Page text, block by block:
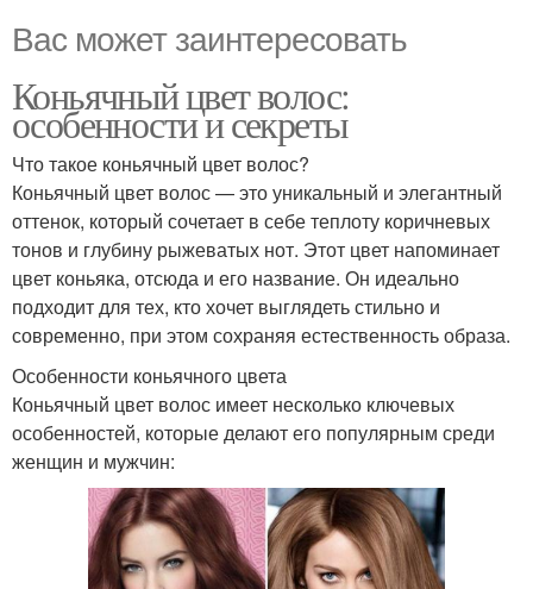
Вас может заинтересовать
Коньячный цвет волос:
особенности и секреты
Что такое коньячный цвет волос?
Коньячный цвет волос — это уникальный и элегантный
оттенок, который сочетает в себе теплоту коричневых
тонов и глубину рыжеватых нот. Этот цвет напоминает
цвет коньяка, отсюда и его название. Он идеально
подходит для тех, кто хочет выглядеть стильно и
современно, при этом сохраняя естественность образа.
Особенности коньячного цвета
Коньячный цвет волос имеет несколько ключевых
особенностей, которые делают его популярным среди
женщин и мужчин: